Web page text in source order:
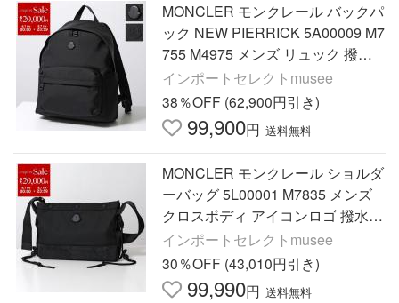
MONCLER モンクレール バックパ
ック NEW PIERRICK 5A00009 M7
755 M4975 メンズ リュック 撥水
鞄 5A00009M7755999
インポートセレクトmusee
38％OFF (62,900円引き)
99,900円 送料無料
MONCLER モンクレール ショルダ
ーバッグ 5L00001 M7835 メンズ
クロスボディ アイコンロゴ 撥水
鞄 999
インポートセレクトmusee
30％OFF (43,010円引き)
99,990円 送料無料